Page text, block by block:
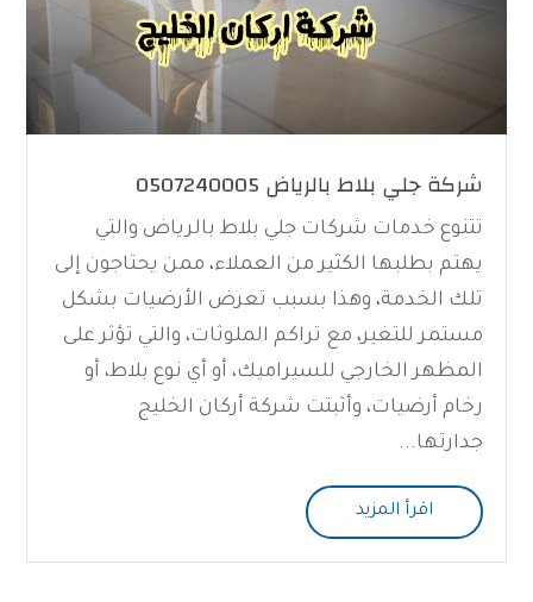
شركة جلي بلاط بالرياض 0507240005
تتنوع خدمات شركات جلي بلاط بالرياض والتي
يهتم بطلبها الكثير من العملاء، ممن يحتاجون إلى
تلك الخدمة، وهذا بسبب تعرض الأرضيات بشكل
مستمر للتغير، مع تراكم الملوثات، والتي تؤثر على
المظهر الخارجي للسيراميك، أو أي نوع بلاط، أو
رخام أرضيات، وأثبتت شركة أركان الخليج
جدارتها...
اقرأ المزيد